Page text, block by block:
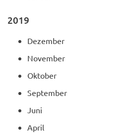
2019
Dezember
November
Oktober
September
Juni
April